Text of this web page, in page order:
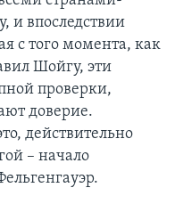
и впоследствии
с того момента, как
Шойгу, эти
проверки,
доверие.
действительно
– начало